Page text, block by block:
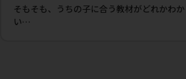
そもそも、うちの子に合う教材がどれかわ
い…